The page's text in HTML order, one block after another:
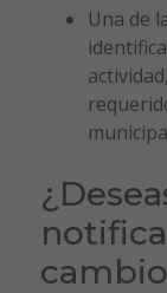
Una de